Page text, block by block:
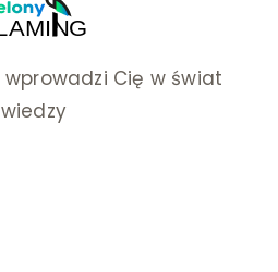
wprowadzi Cię w świat
wiedzy